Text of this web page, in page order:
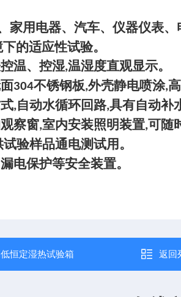
家用电器、汽车、仪器仪表、
的适应性试验。
温、控湿,温湿度直观显示。
304不锈钢板,外壳静电喷涂,
,自动水循环回路,具有自动补
察窗,室内安装照明装置,可随
试验样品通电测试用。
电保护等安全装置。
恒定湿热试验箱 返回